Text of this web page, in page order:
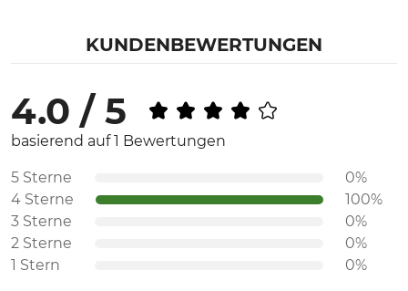
KUNDENBEWERTUNGEN
4.0 / 5
basierend auf 1 Bewertungen
5 Sterne
0%
4 Sterne
100%
3 Sterne
0%
2 Sterne
0%
1 Stern
0%